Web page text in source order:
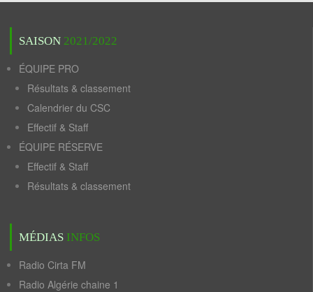
SAISON 2021/2022
ÉQUIPE PRO
Résultats & classement
Calendrier du CSC
Effectif & Staff
ÉQUIPE RÉSERVE
Effectif & Staff
Résultats & classement
MÉDIAS INFOS
Radio Cirta FM
Radio Algérie chaine 1